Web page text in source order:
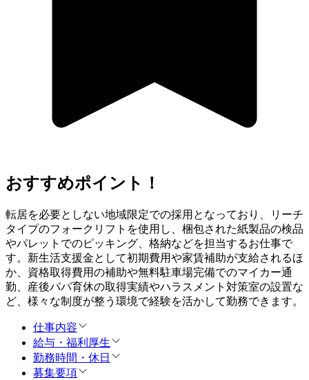
おすすめポイント！
転居を必要としない地域限定での採用となっており、リーチ
タイプのフォークリフトを使用し、梱包された紙製品の検品
やパレットでのピッキング、格納などを担当するお仕事で
す。新生活支援金として初期費用や家賃補助が支給されるほ
か、資格取得費用の補助や無料駐車場完備でのマイカー通
勤、産後パパ育休の取得実績やハラスメント対策室の設置な
ど、様々な制度が整う環境で経験を活かして勤務できます。
仕事内容
給与・福利厚生
勤務時間・休日
募集要項